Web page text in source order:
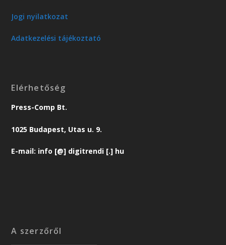
Jogi nyilatkozat
Adatkezelési tájékoztató
Elérhetőség
Press-Comp Bt.
1025 Budapest, Utas u. 9.
E-mail: info [@] digitrendi [.] hu
A szerzőről